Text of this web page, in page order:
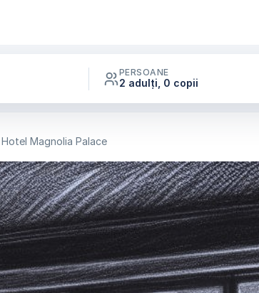
PERSOANE
2 adulți, 0 copii
Hotel Magnolia Palace